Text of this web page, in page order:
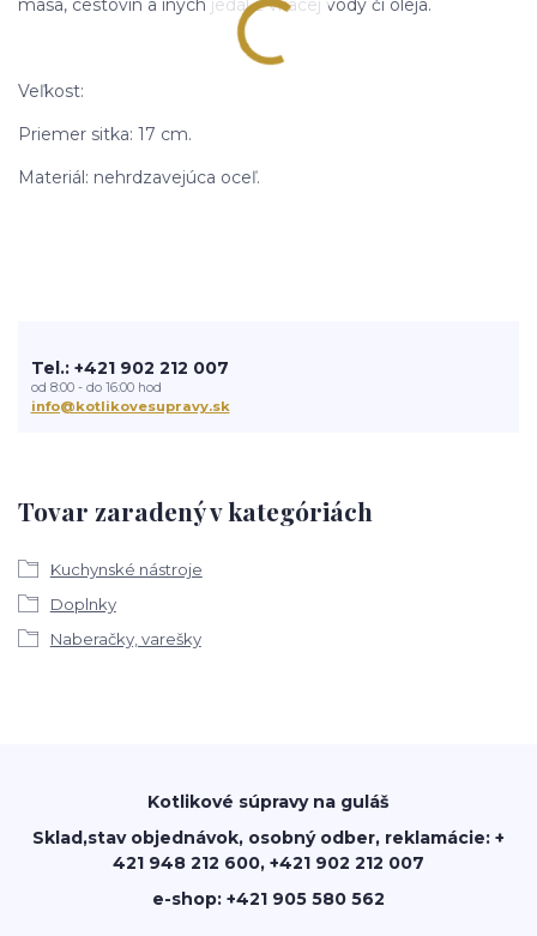
mäsa, cestovín a iných jedál z vriacej vody či oleja.
Veľkost:
Priemer sitka: 17 cm.
Materiál: nehrdzavejúca oceľ.
Tovar zaradený v kategóriách
Kuchynské nástroje
Doplnky
Naberačky, varešky
Tel.: +421 902 212 007
od 8:00 - do 16:00 hod
info@kotlikovesupravy.sk
Kotlikové súpravy na guláš
Sklad,stav objednávok, osobný odber, reklamácie: +
421 948 212 600, +421 902 212 007
e-shop: +421 905 580 562